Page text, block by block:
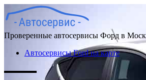
Проверенные автосервисы Форд в
Автосервисы Ford на карте